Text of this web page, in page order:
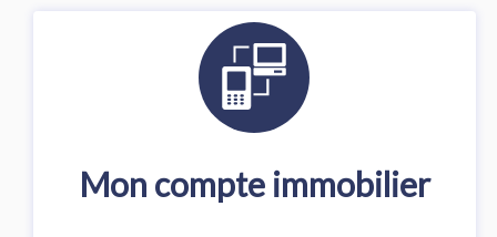
Mon compte immobilier